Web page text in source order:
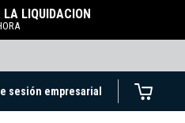
LA LIQUIDACIÓN
sesión empresarial